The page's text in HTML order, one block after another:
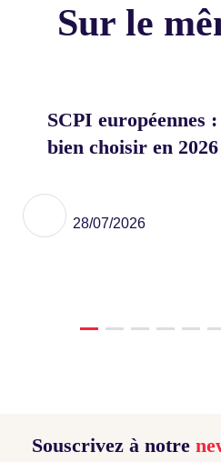
Sur le
SCPI européennes
bien choisir en 2026
28/07/2026
Souscrivez à notre